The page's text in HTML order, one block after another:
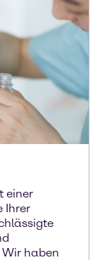
einer
Ihrer
Wir haben